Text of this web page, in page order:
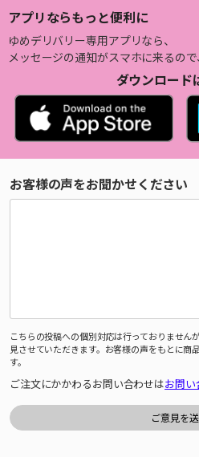
アプリならもっと便利に
ゆめデリバリー専用アプリなら、
メッセージの通知がスマホに来るので
ダウンロード
お客様の声をお聞かせください
こちらの投稿への個別対応は行っておりません
見させていただきます。お客様の声をもとに商
す。
ご注文にかかわるお問い合わせはお問い